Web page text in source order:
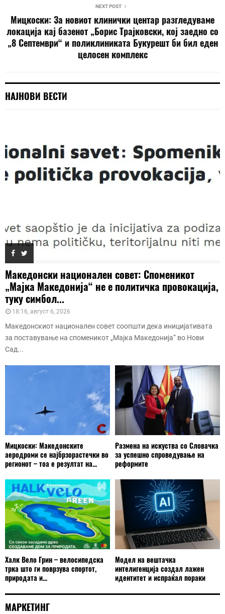
NEXT POST
Мицкоски: За новиот клинички центар разгледуваме
локација кај базенот „Борис Трајковски, кој заедно со
„8 Септември“ и поликлиниката Букурешт би бил еден
целосен комплекс
НАЈНОВИ ВЕСТИ
Македонски национален совет: Споменикот
„Мајка Македонија“ не е политичка провокација,
туку симбол...
18:16, август 6, 2026
Македонскиот национален совет соопшти дека иницијативата
за поставување на споменикот „Мајка Македонија“ во Нови
Сад...
Мицкоски: Македонските
аеродроми се најбрзорастечки во
регионот – тоа е резултат на...
Размена на искуства со Словачка
за успешно спроведување на
реформите
Халк Вело Грин – велосипедска
трка што ги поврзува спортот,
природата и...
Модел на вештачка
интелигенција создал лажен
идентитет и испраќал пораки
МАРКЕТИНГ